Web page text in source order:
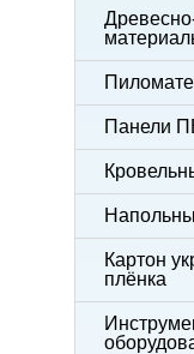
Панели
Картон
плёнка